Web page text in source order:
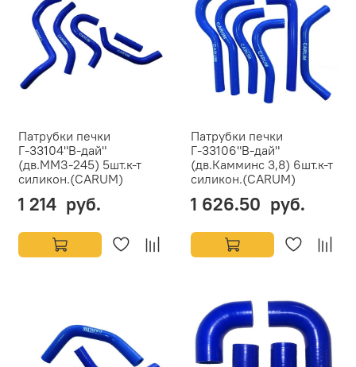
Патрубки печки
Г-33104"В-дай"
(дв.ММЗ-245) 5шт.к-т
силикон.(CARUM)
1 214 руб.
Патрубки печки
Г-33106"В-дай"
(дв.Камминс 3,8) 6шт.к-т
силикон.(CARUM)
1 626.50 руб.